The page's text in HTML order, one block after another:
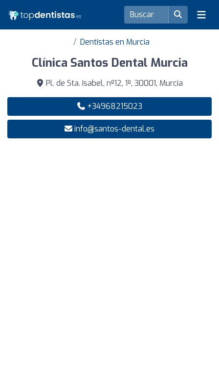
Dentistas en Murcia
Clínica Santos Dental Murcia
Pl. de Sta. Isabel, nº12, 1º, 30001, Murcia
+34968215023
info@santos-dental.es